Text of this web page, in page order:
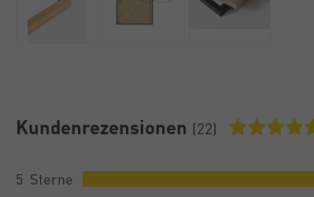
Kundenrezensionen (22)
5